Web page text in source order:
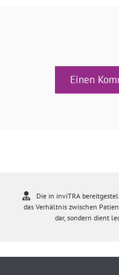
Einen
Die in inviTRA
das Verhältnis zwischen
dar, sondern dient